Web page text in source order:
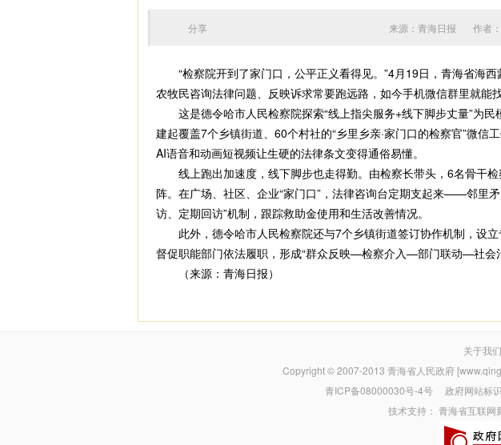
来源：青海日报 作者：
分享
“检察院开到了家门口，公平正义看得见。”4月19日，青海省海西
农牧民咨询法律问题、反映诉求常要跑远路，如今手机微信群里就能
这是德令哈市人民检察院探索“线上指尖服务+线下脚步丈量”为民
建起覆盖7个乡镇街道、60个村社的“乡里乡亲·家门口的检察官”微
AI语音和动画短视频让生硬的法律条文变得通俗易懂。
线上跑出加速度，线下脚步也走得勤。由检察长带头，6名骨干检
阵。在广场、社区、企业“家门口”，法律咨询台定期支起来——邻里
访、定期回访”机制，跟踪救助金使用和生活改善情况。
此外，德令哈市人民检察院还与7个乡镇街道签订协作机制，设立
督促职能部门依法履职，形成“群众反映—检察介入—部门联动—社会
（来源：青海日报）
关于我们
Copyright © 2007-2013 青海省人民政府
青ICP备08000030号-4号政府网站标
技术支持： 青海省互联网